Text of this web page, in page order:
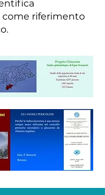
come riferimento